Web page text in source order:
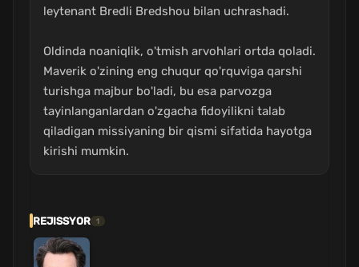
leytenant Bredli Bredshou bilan uchrashadi.
Oldinda noaniqlik, o'tmish arvohlari ortda qoladi.
Maverik o'zining eng chuqur qo'rquviga qarshi
turishga majbur bo'ladi, bu esa parvozga
tayinlanganlardan o'zgacha fidoyilikni talab
qiladigan missiyaning bir qismi sifatida hayotga
kirishi mumkin.
REJISSYOR 1